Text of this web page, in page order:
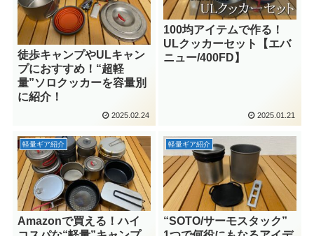
徒歩キャンプやULキャン
プにおすすめ！“超軽
量”ソロクッカーを容量別
に紹介！
2025.02.24
100均アイテムで作る！
ULクッカーセット【エバ
ニュー/400FD】
2025.01.21
軽量ギア紹介
Amazonで買える！ハイ
軽量ギア紹介
“SOTO/サーモスタック”